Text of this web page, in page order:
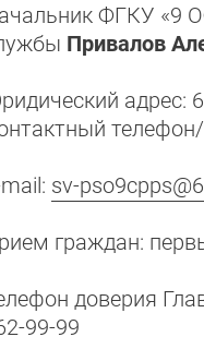
ФГКУ «9
Привалов
адрес:
sv-
граждан:
доверия
99-99